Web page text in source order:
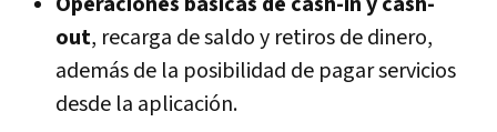
out, recarga de saldo y retiros de dinero,
además de la posibilidad de pagar servicios
desde la aplicación.